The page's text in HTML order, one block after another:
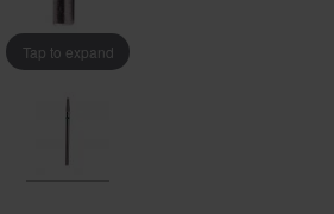
Tap to expand